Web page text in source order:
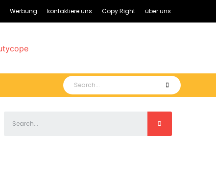
Werbung kontaktiere uns Copy Right über uns